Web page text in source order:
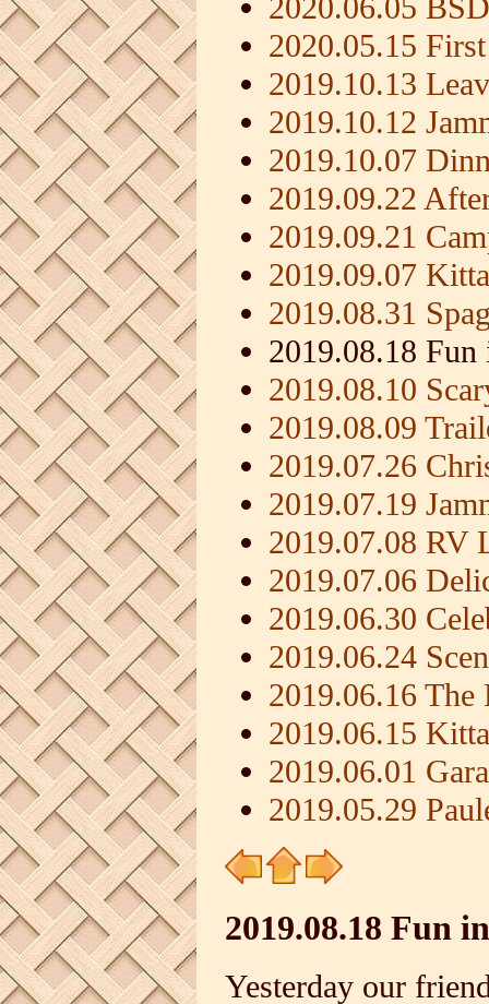
2020.06.05
2020.05.15
2019.10.13
2019.10.12
2019.10.07
2019.09.22
2019.09.21
2019.09.07
2019.08.31
2019.08.18
2019.08.10
2019.08.09
2019.07.26
2019.07.19
2019.07.08 RV
2019.07.06
2019.06.30
2019.06.24
2019.06.16 The
2019.06.15
2019.06.01
2019.05.29
2019.08.18 Fun
Yesterday our